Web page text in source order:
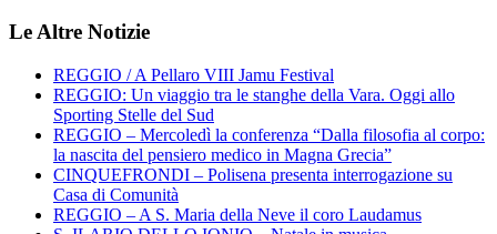
Le Altre Notizie
REGGIO / A Pellaro VIII Jamu Festival
REGGIO: Un viaggio tra le stanghe della Vara. Oggi allo
Sporting Stelle del Sud
REGGIO – Mercoledì la conferenza “Dalla filosofia al corpo:
la nascita del pensiero medico in Magna Grecia”
CINQUEFRONDI – Polisena presenta interrogazione su
Casa di Comunità
REGGIO – A S. Maria della Neve il coro Laudamus